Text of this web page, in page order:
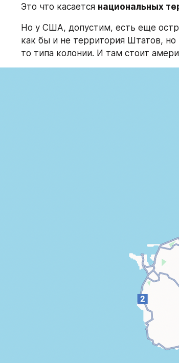
Это что касается национальных
Но у США, допустим, есть еще
как бы и не территория Штатов,
то типа колонии. И там стоит